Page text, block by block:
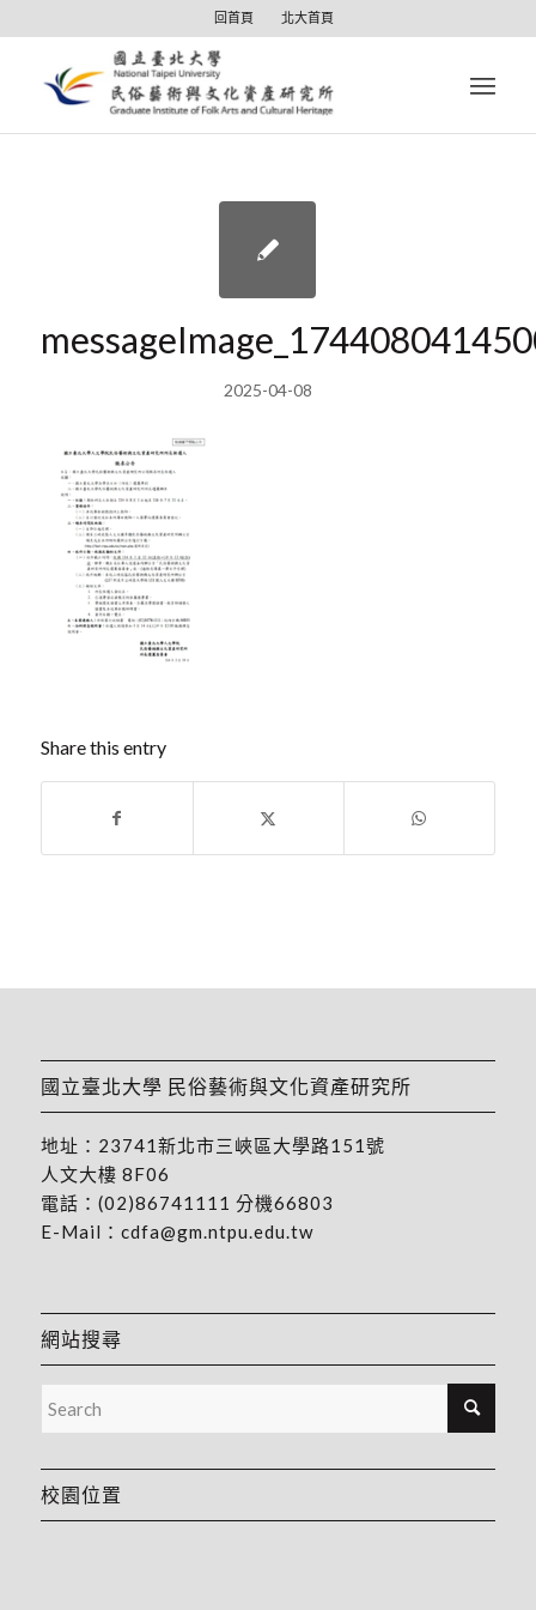
回首頁 北大首頁
2025-04-08
Share this entry
國立臺北大學 民俗藝術與文化資產研究所
地址： 23741新北市三峽區大學路151號
人文大樓 8F06
電話： (02)86741111 分機66803
E-Mail： cdfa@gm.ntpu.edu.tw
網站搜尋
校園位置